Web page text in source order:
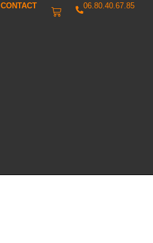
CONTACT 06.80.40.67.85